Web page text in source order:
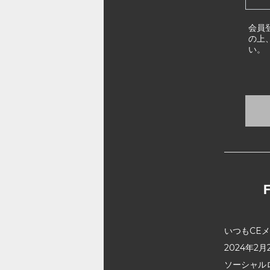
会員
の上
い。
いつもCE
2024年2月
ソーシャ